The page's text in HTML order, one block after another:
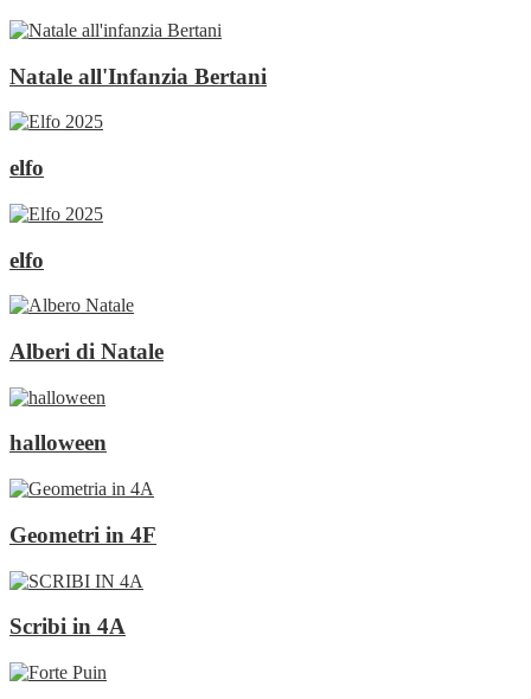
Natale all'Infanzia Bertani
elfo
elfo
Alberi di Natale
halloween
Geometri in 4F
Scribi in 4A